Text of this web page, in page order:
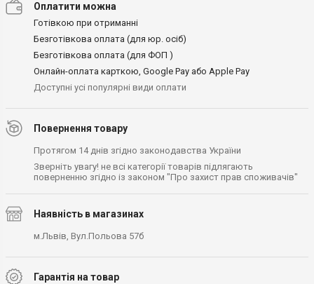
Оплатити можна
Готівкою при отриманні
Безготівкова оплата (для юр. осіб)
Безготівкова оплата (для ФОП )
Онлайн-оплата карткою, Google Pay або Apple Pay
Доступні усі популярні види оплати
Повернення товару
Протягом 14 днів згідно законодавства України
Зверніть увагу! не всі категорії товарів підлягають
поверненню згідно із законом "Про захист прав споживачів"
Наявність в магазинах
м.Львів, Вул.Польова 57б
Гарантія на товар